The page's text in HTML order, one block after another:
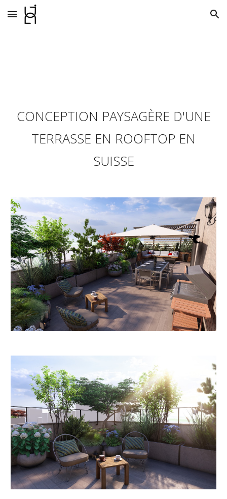
Skip to main content Skip to navigation
CONCEPTION PAYSAGÈRE D'UNE
TERRASSE EN ROOFTOP EN
SUISSE